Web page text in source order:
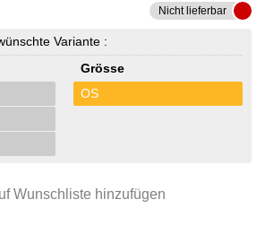
Nicht lieferbar
Variante :
Grösse
OS
Wunschliste hinzufügen